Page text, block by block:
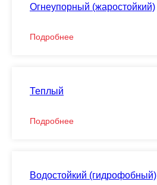
Огнеупорный (жаростойкий)
Подробнее
Теплый
Подробнее
Водостойкий (гидрофобный)